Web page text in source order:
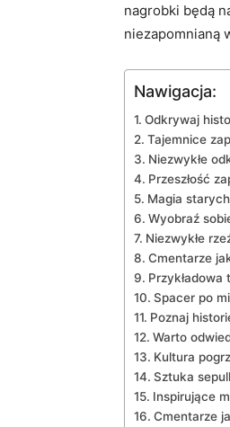
nagrobki będą
niezapomnianą
Nawigacja:
Odkrywaj
Tajemnice
Niezwykłe
Przeszłość
Magia
Wyobraź
Niezwykłe
Cmentarze
Spacer po
Poznaj
Warto
Kultura
Sztuka
Inspirujące
Cmentarze